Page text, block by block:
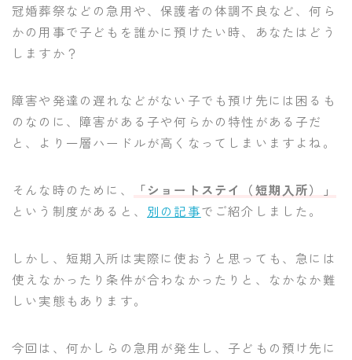
冠婚葬祭などの急用や、保護者の体調不良など、何ら
かの用事で子どもを誰かに預けたい時、あなたはどう
しますか？
障害や発達の遅れなどがない子でも預け先には困るも
のなのに、障害がある子や何らかの特性がある子だ
と、より一層ハードルが高くなってしまいますよね。
そんな時のために、
「ショートステイ（短期入所）」
という制度があると、 別の記事でご紹介しました。
しかし、短期入所は実際に使おうと思っても、急には
使えなかったり条件が合わなかったりと、なかなか難
しい実態もあります。
今回は、何かしらの急用が発生し、子どもの預け先に